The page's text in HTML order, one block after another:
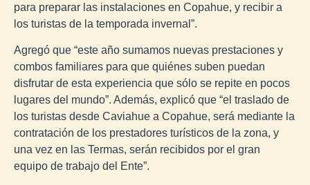
para preparar las instalaciones en Copahue, y recibir a
los turistas de la temporada invernal”.
Agregó que “este año sumamos nuevas prestaciones y
combos familiares para que quiénes suben puedan
disfrutar de esta experiencia que sólo se repite en pocos
lugares del mundo”. Además, explicó que “el traslado de
los turistas desde Caviahue a Copahue, será mediante la
contratación de los prestadores turísticos de la zona, y
una vez en las Termas, serán recibidos por el gran
equipo de trabajo del Ente”.